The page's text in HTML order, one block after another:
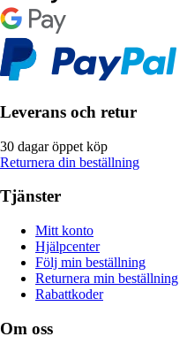
Leverans och retur
30 dagar öppet köp
Returnera din beställning
Tjänster
Mitt konto
Hjälpcenter
Följ min beställning
Returnera min beställning
Rabattkoder
Om oss